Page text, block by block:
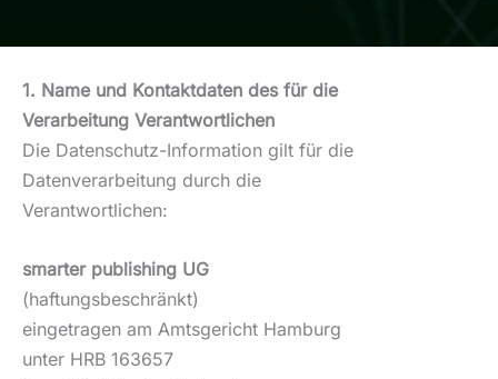
1. Name und Kontaktdaten des für die
Verarbeitung Verantwortlichen
Die Datenschutz-Information gilt für die
Datenverarbeitung durch die
Verantwortlichen:
smarter publishing UG
(haftungsbeschränkt)
eingetragen am Amtsgericht Hamburg
unter HRB 163657